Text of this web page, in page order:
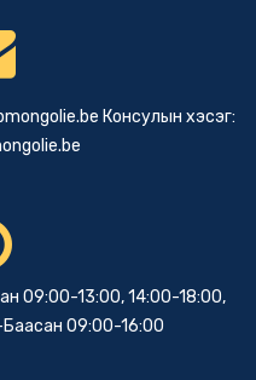
Консулын хэсэг:
09:00-13:00, 14:00-18:00,
09:00-16:00